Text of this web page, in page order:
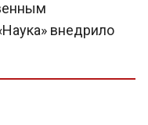
внедрило